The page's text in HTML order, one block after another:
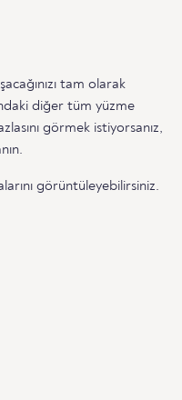
tam olarak
diğer tüm yüzme
görmek istiyorsanız,
görüntüleyebilirsiniz.